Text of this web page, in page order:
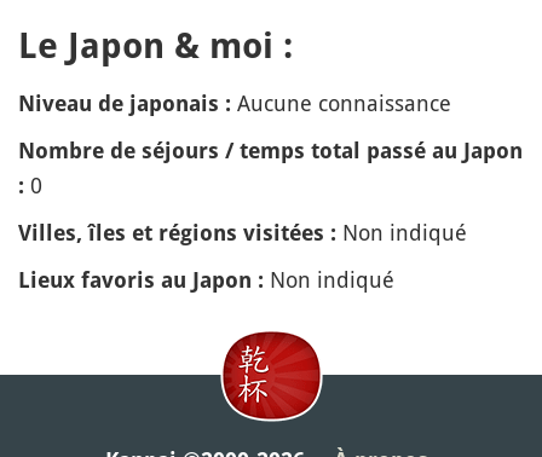
Le Japon & moi :
Niveau de japonais : Aucune connaissance
Nombre de séjours / temps total passé au Japon
: 0
Villes, îles et régions visitées : Non indiqué
Lieux favoris au Japon : Non indiqué